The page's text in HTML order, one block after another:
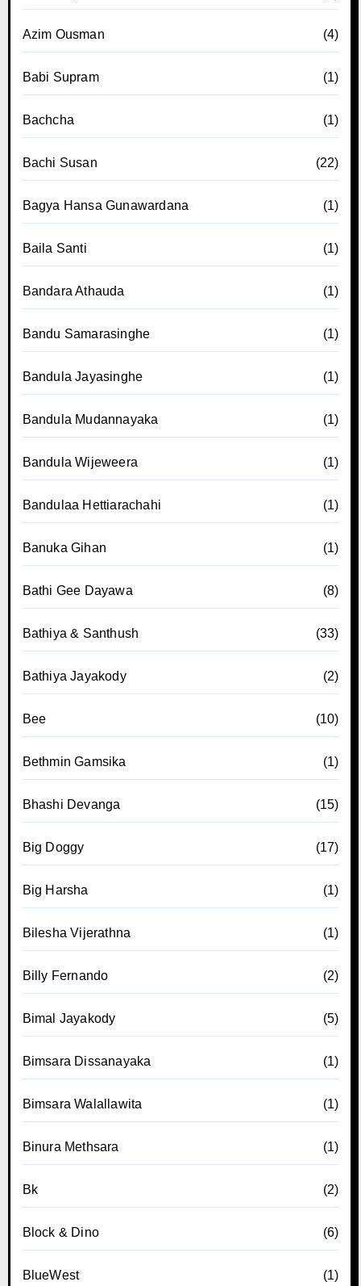
Azim Ousman (4)
Babi Supram (1)
Bachcha (1)
Bachi Susan (22)
Bagya Hansa Gunawardana (1)
Baila Santi (1)
Bandara Athauda (1)
Bandu Samarasinghe (1)
Bandula Jayasinghe (1)
Bandula Mudannayaka (1)
Bandula Wijeweera (1)
Bandulaa Hettiarachahi (1)
Banuka Gihan (1)
Bathi Gee Dayawa (8)
Bathiya & Santhush (33)
Bathiya Jayakody (2)
Bee (10)
Bethmin Gamsika (1)
Bhashi Devanga (15)
Big Doggy (17)
Big Harsha (1)
Bilesha Vijerathna (1)
Billy Fernando (2)
Bimal Jayakody (5)
Bimsara Dissanayaka (1)
Bimsara Walallawita (1)
Binura Methsara (1)
Bk (2)
Block & Dino (6)
BlueWest (1)